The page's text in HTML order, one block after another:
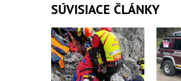
SÚVISIACE ČLÁNKY